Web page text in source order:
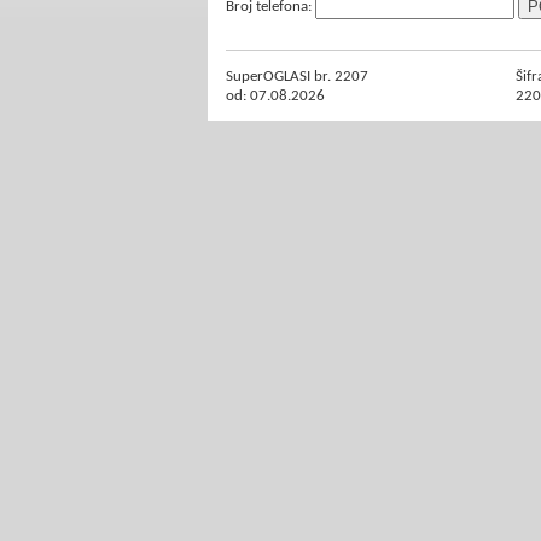
Broj telefona:
SuperOGLASI br. 2207
od: 07.08.2026